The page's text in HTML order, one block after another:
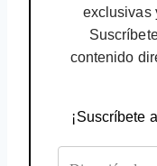
exclusivas
contenido
¡Suscríbete